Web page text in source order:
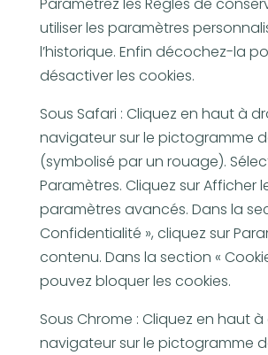
utiliser les paramètres
l’historique. Enfin décochez-la
désactiver les cookies.
Sous Safari : Cliquez en haut à
navigateur sur le pictogramme
(symbolisé par un rouage).
Paramètres. Cliquez sur Afficher
paramètres avancés. Dans la
Confidentialité », cliquez sur
contenu. Dans la section «
pouvez bloquer les cookies.
Sous Chrome : Cliquez en haut
navigateur sur le pictogramme